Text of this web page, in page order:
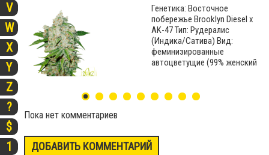
V
W
X
Y
Z
?
$
1
Генетика: Восточное
побережье Brooklyn Diesel х
AK-47 Тип: Рудералис
(Индика/Сатива) Вид:
феминизированные
автоцветущие (99% женский
Пока нет комментариев
ДОБАВИТЬ КОММЕНТАРИЙ